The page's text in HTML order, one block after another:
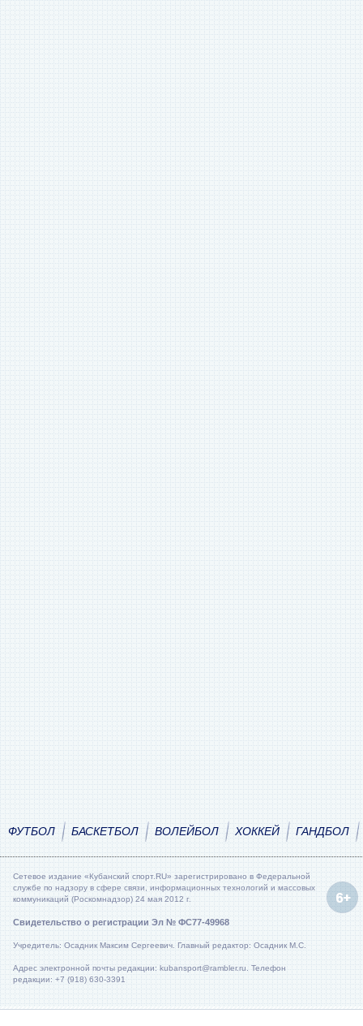
ФУТБОЛ БАСКЕТБОЛ ВОЛЕЙБОЛ ХОККЕЙ ГАНДБОЛ
Сетевое издание «Кубанский спорт.RU» зарегистрировано в Федеральной
службе по надзору в сфере связи, информационных технологий и массовых
коммуникаций (Роскомнадзор) 24 мая 2012 г.
Свидетельство о регистрации Эл № ФС77-49968
Учредитель: Осадник Максим Сергеевич. Главный редактор: Осадник М.С.
Адрес электронной почты редакции: kubansport@rambler.ru. Телефон
редакции: +7 (918) 630-3391